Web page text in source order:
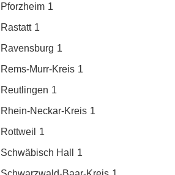
Pforzheim 1
Rastatt 1
Ravensburg 1
Rems-Murr-Kreis 1
Reutlingen 1
Rhein-Neckar-Kreis 1
Rottweil
1
Schwäbisch Hall
1